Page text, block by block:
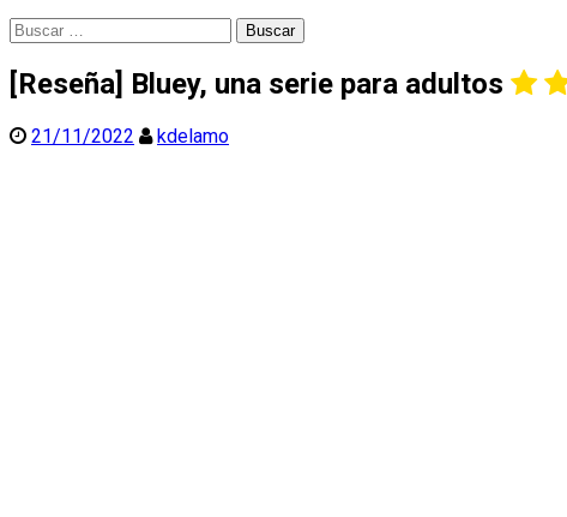
Buscar:
[Reseña] Bluey, una serie para adultos
21/11/2022 kdelamo